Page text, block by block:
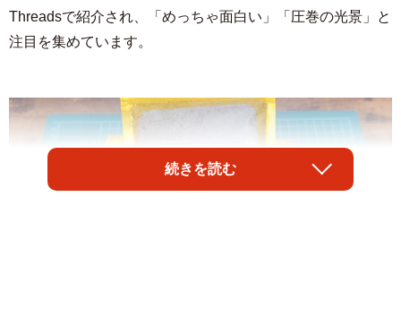
Threadsで紹介され、「めっちゃ面白い」「圧巻の光景」と
注目を集めています。
続きを読む